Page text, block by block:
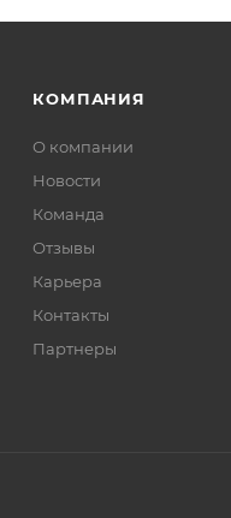
КОМПАНИЯ
О компании
Новости
Команда
Отзывы
Карьера
Контакты
Партнеры